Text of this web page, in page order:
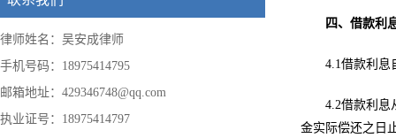
律师姓名：吴安成律师
手机号码：18975414795
邮箱地址：429346748@qq.com
执业证号：18975414797
四、借款利
4.1借款利息
4.2借款利息
金实际偿还之日